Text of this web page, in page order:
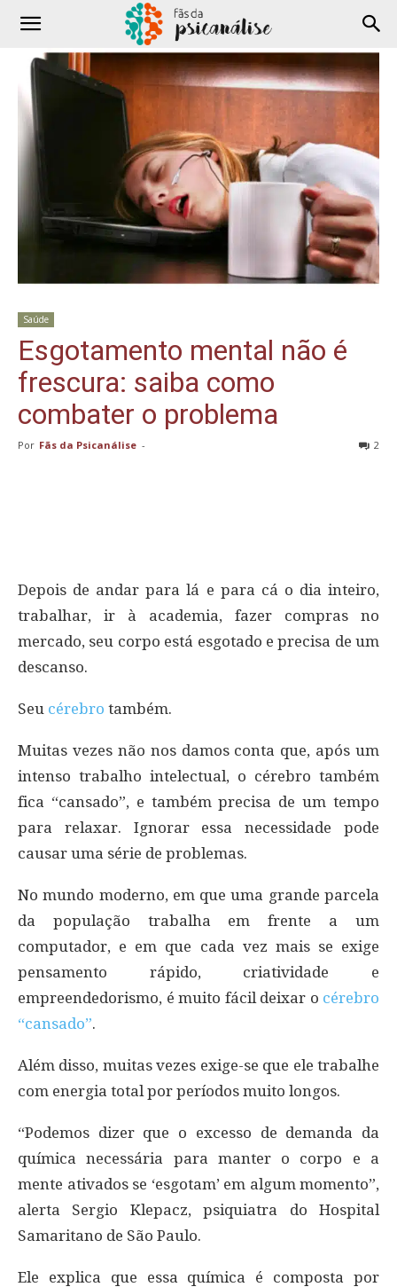
Saúde
Esgotamento mental não é
frescura: saiba como
combater o problema
Por Fãs da Psicanálise - 2
Depois de andar para lá e para cá o dia inteiro,
trabalhar, ir à academia, fazer compras no
mercado, seu corpo está esgotado e precisa de um
descanso.
Seu cérebro também.
Muitas vezes não nos damos conta que, após um
intenso trabalho intelectual, o cérebro também
fica “cansado”, e também precisa de um tempo
para relaxar. Ignorar essa necessidade pode
causar uma série de problemas.
No mundo moderno, em que uma grande parcela
da população trabalha em frente a um
computador, e em que cada vez mais se exige
pensamento rápido, criatividade e
empreendedorismo, é muito fácil deixar o cérebro
“cansado”.
Além disso, muitas vezes exige-se que ele trabalhe
com energia total por períodos muito longos.
“Podemos dizer que o excesso de demanda da
química necessária para manter o corpo e a
mente ativados se ‘esgotam’ em algum momento”,
alerta Sergio Klepacz, psiquiatra do Hospital
Samaritano de São Paulo.
Ele explica que essa química é composta por